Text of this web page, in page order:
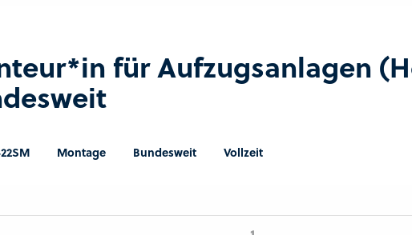
für Aufzugsanlagen
Montage Bundesweit Vollzeit